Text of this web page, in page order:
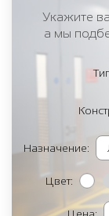
Укажите
а мы
Назначение:
Цвет: